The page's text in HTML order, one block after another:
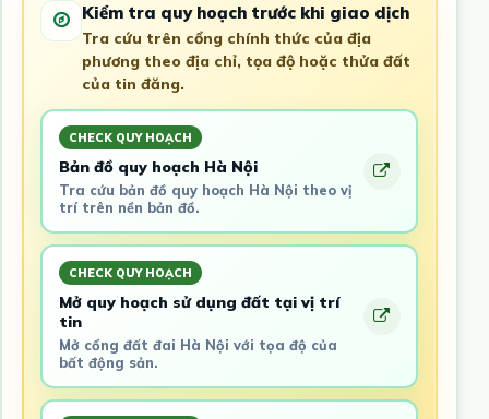
Kiểm tra quy hoạch trước khi giao dịch
Tra cứu trên cổng chính thức của địa
phương theo địa chỉ, tọa độ hoặc thửa đất
của tin đăng.
CHECK QUY HOẠCH
Bản đồ quy hoạch Hà Nội
Tra cứu bản đồ quy hoạch Hà Nội theo vị
trí trên nền bản đồ.
CHECK QUY HOẠCH
Mở quy hoạch sử dụng đất tại vị trí
tin
Mở cổng đất đai Hà Nội với tọa độ của
bất động sản.